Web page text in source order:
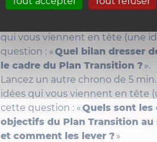
Plan Transition correspondant à
qui vous viennent en tête (une
question : «Quel bilan dresser
le cadre du Plan Transition ? ».
Lancez un autre chrono de 5
idées qui vous viennent en tête
cette question : «Quels sont les
objectifs du Plan Transition
et comment les lever ? »